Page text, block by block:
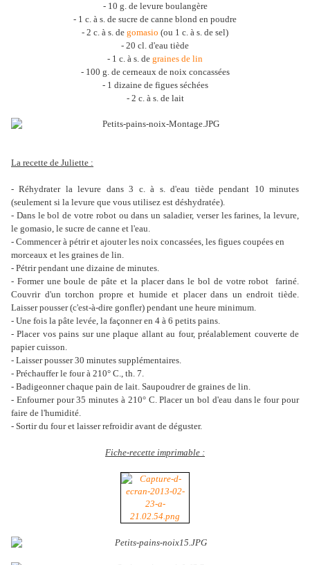
- 10 g. de levure boulangère
- 1 c. à s. de sucre de canne blond en poudre
- 2 c. à s. de gomasio (ou 1 c. à s. de sel)
- 20 cl. d'eau tiède
- 1 c. à s. de graines de lin
- 100 g. de cerneaux de noix concassées
- 1 dizaine de figues séchées
- 2 c. à s. de lait
La recette de Juliette :
- Réhydrater la levure dans 3 c. à s. d'eau tiède pendant 10 minutes
(seulement si la levure que vous utilisez est déshydratée).
- Dans le bol de votre robot ou dans un saladier, verser les farines, la levure,
le gomasio, le sucre de canne et l'eau.
- Commencer à pétrir et ajouter les noix concassées, les figues coupées en
morceaux et les graines de lin.
- Pétrir pendant une dizaine de minutes.
- Former une boule de pâte et la placer dans le bol de votre robot fariné.
Couvrir d'un torchon propre et humide et placer dans un endroit tiède.
Laisser pousser (c'est-à-dire gonfler) pendant une heure minimum.
- Une fois la pâte levée, la façonner en 4 à 6 petits pains.
- Placer vos pains sur une plaque allant au four, préalablement couverte de
papier cuisson.
- Laisser pousser 30 minutes supplémentaires.
- Préchauffer le four à 210° C., th. 7.
- Badigeonner chaque pain de lait. Saupoudrer de graines de lin.
- Enfourner pour 35 minutes à 210° C. Placer un bol d'eau dans le four pour
faire de l'humidité.
- Sortir du four et laisser refroidir avant de déguster.
Fiche-recette imprimable :